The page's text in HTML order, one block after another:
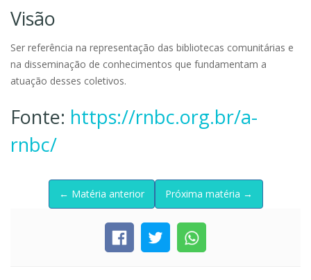
Visão
Ser referência na representação das bibliotecas comunitárias e
na disseminação de conhecimentos que fundamentam a
atuação desses coletivos.
Fonte: https://rnbc.org.br/a-
rnbc/
← Matéria anterior Próxima matéria →